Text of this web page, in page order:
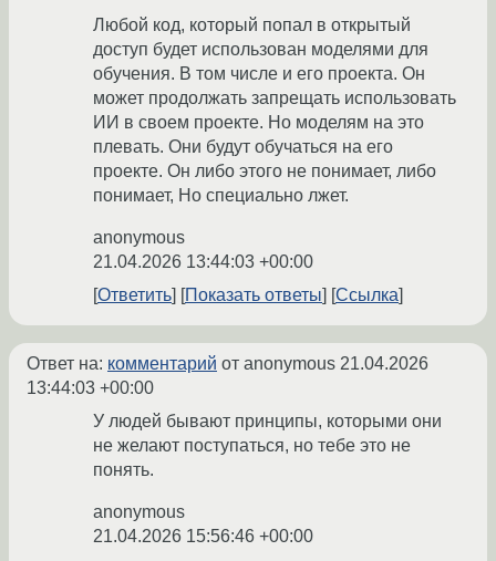
Любой код, который попал в открытый
доступ будет использован моделями для
обучения. В том числе и его проекта. Он
может продолжать запрещать использовать
ИИ в своем проекте. Но моделям на это
плевать. Они будут обучаться на его
проекте. Он либо этого не понимает, либо
понимает, Но специально лжет.
anonymous
21.04.2026 13:44:03 +00:00
Ответить
Показать ответы Ссылка
Ответ на: комментарий от anonymous 21.04.2026
13:44:03 +00:00
У людей бывают принципы, которыми они
не желают поступаться, но тебе это не
понять.
anonymous
21.04.2026 15:56:46 +00:00